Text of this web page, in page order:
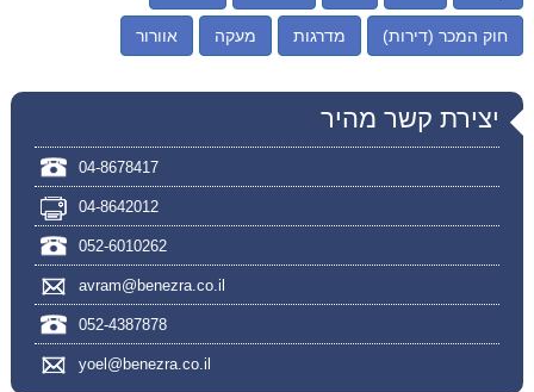
חוק המכר (דירות) מדרגות מעקה אוורור
יצירת קשר מהיר
04-8678417
04-8642012
052-6010262
avram@benezra.co.il
052-4387878
yoel@benezra.co.il